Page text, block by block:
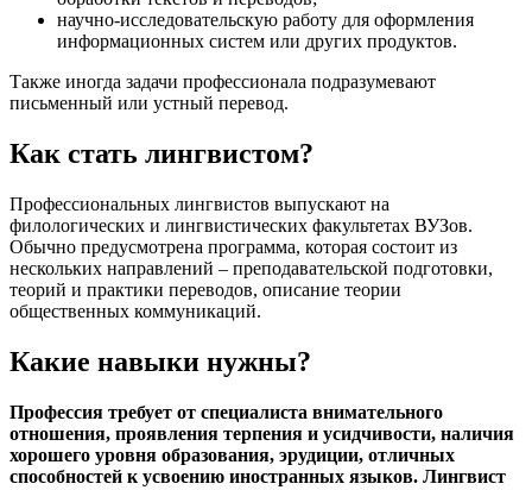
научно-исследовательскую работу для оформления
информационных систем или других продуктов.
Также иногда задачи профессионала подразумевают
письменный или устный перевод.
Как стать лингвистом?
Профессиональных лингвистов выпускают на
филологических и лингвистических факультетах ВУЗов.
Обычно предусмотрена программа, которая состоит из
нескольких направлений – преподавательской подготовки,
теорий и практики переводов, описание теории
общественных коммуникаций.
Какие навыки нужны?
Профессия требует от специалиста внимательного
отношения, проявления терпения и усидчивости, наличия
хорошего уровня образования, эрудиции, отличных
способностей к усвоению иностранных языков. Лингвист